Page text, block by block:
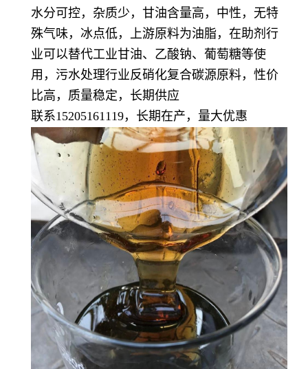
水分可控，杂质少，甘油含量高，中性，无特
殊气味，冰点低，上游原料为油脂，在助剂行
业可以替代工业甘油、乙酸钠、葡萄糖等使
用，污水处理行业反硝化复合碳源原料，性价
比高，质量稳定，长期供应
联系15205161119，长期在产，量大优惠